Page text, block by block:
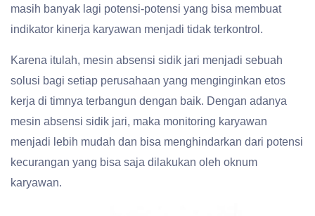
masih banyak lagi potensi-potensi yang bisa membuat
indikator kinerja karyawan menjadi tidak terkontrol.
Karena itulah, mesin absensi sidik jari menjadi sebuah
solusi bagi setiap perusahaan yang menginginkan etos
kerja di timnya terbangun dengan baik. Dengan adanya
mesin absensi sidik jari, maka monitoring karyawan
menjadi lebih mudah dan bisa menghindarkan dari potensi
kecurangan yang bisa saja dilakukan oleh oknum
karyawan.